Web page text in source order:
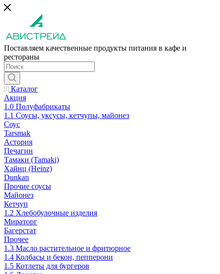
Поставляем качественные продукты питания в кафе и
рестораны
Каталог
Акция
1.0 Полуфабрикаты
1.1 Соусы, уксусы, кетчупы, майонез
Соус
Tarsmak
Астория
Печагин
Тамаки (Tamaki)
Хайнц (Heinz)
Dunkan
Прочие соусы
Майонез
Кетчуп
1.2 Хлебобулочные изделия
Мираторг
Багерстат
Прочее
1.3 Масло растительное и фритюрное
1.4 Колбасы и бекон, пепперони
1.5 Котлеты для бургеров